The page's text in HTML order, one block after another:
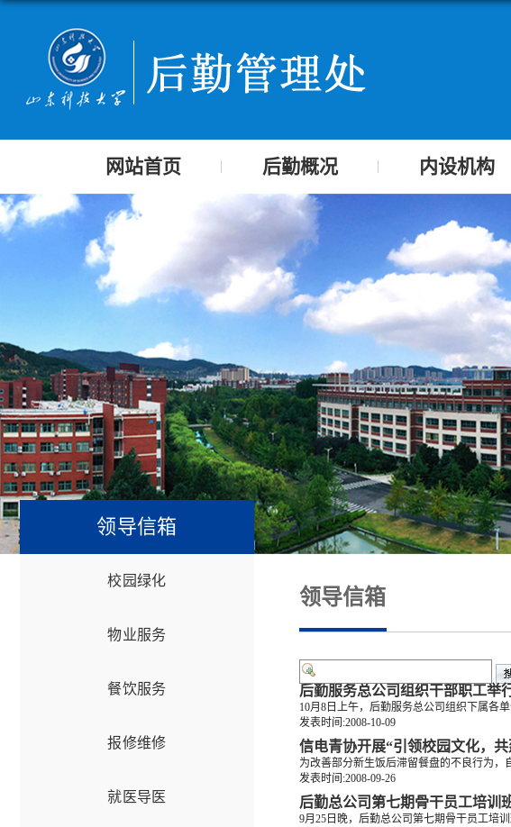
网站首页 后勤概况 内设机构
领导信箱
校园绿化
物业服务
餐饮服务
报修维修
就医导医
领导信箱
后勤服务总公司组织干部职工举
10月8日上午，后勤服务总公司组织下属各
发表时间:2008-10-09
信电青协开展“引领校园文化，
为改善部分新生饭后滞留餐盘的不良行为，
发表时间:2008-09-26
后勤总公司第七期骨干员工培训
9月25日晚，后勤总公司第七期骨干员工培